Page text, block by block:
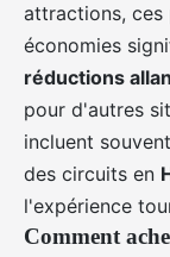
attractions, ces
économies
réductions
pour d'autres
incluent
des circuits en
l'expérience
Comment